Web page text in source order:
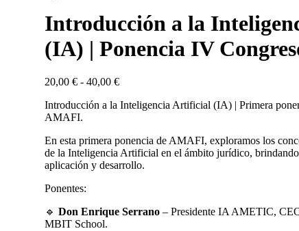
Introducción a la
(IA) | Ponencia IV
20,00 € - 40,00 €
Introducción a la Inteligencia Artificial (IA) | Primera
AMAFI.
En esta primera ponencia de AMAFI, exploramos los
de la Inteligencia Artificial en el ámbito jurídico,
aplicación y desarrollo.
Ponentes:
🔹 Don Enrique Serrano– Presidente IA AMETIC,
MBIT School.